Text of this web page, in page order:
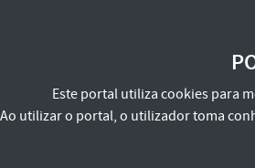
e Política de Privacidade
Este portal utiliza cookies para
Ao utilizar o portal, o utilizador toma